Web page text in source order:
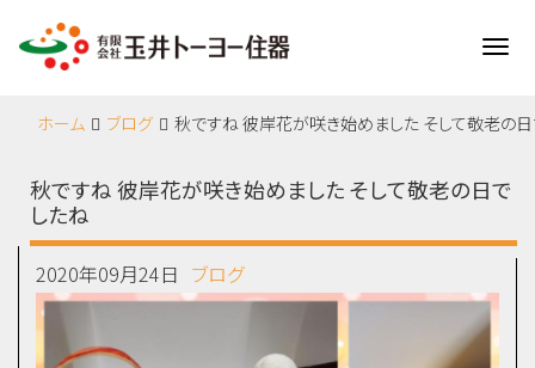
ホーム ブログ 秋ですね 彼岸花が咲き始めました そして敬老の
秋ですね 彼岸花が咲き始めました そして敬老の日で
したね
2020年09月24日 ブログ